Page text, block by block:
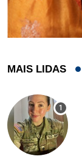
MAIS LIDAS